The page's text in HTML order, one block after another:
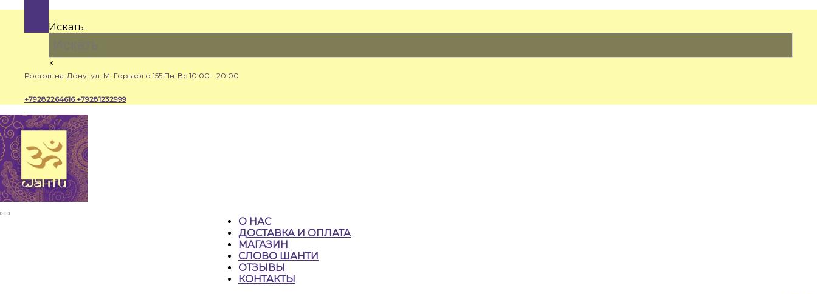
содержимому
Искать
×
Ростов-на-Дону, ул. М. Горького 155 Пн-Вс 10:00 - 20:00
+79282264616+79281232999
Кнопка
О НАС
ДОСТАВКА И ОПЛАТА
МАГАЗИН
СЛОВО ШАНТИ
ОТЗЫВЫ
КОНТАКТЫ